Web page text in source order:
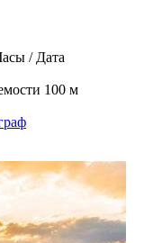
/ Дата
100 м